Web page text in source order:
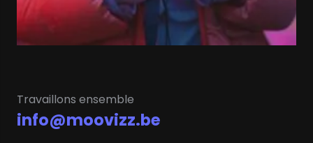
Travaillons ensemble
info@moovizz.be